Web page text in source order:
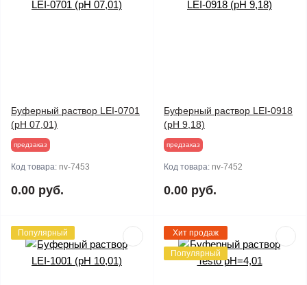
Буферный раствор LEI-0701
(pH 07,01)
предзаказ
Код товара: nv-7453
0.00 руб.
Буферный раствор LEI-0918
(pH 9,18)
предзаказ
Код товара: nv-7452
0.00 руб.
Популярный Хит продаж
Популярный